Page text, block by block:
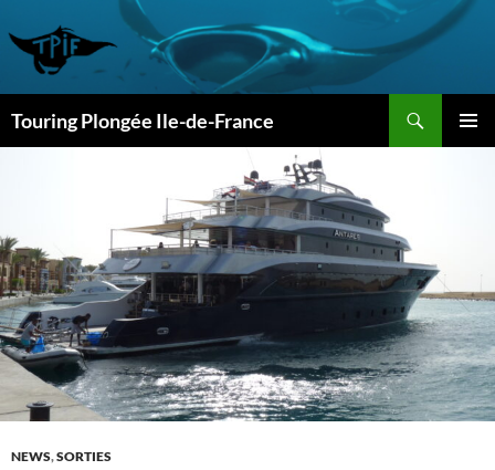
au
contenu
Touring Plongée Ile-de-France
NEWS,SORTIES